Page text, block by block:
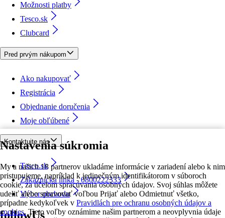
Nastavenia súkromia
My a našich 18 partnerov ukladáme informácie v zariadení alebo k nim
pristupujeme, napríklad k jedinečným identifikátorom v súboroch
cookie, za účelom spracúvania osobných údajov. Svoj súhlas môžete
udeliť alebo spravovať voľbou Prijať alebo Odmietnuť všetko,
prípadne kedykoľvek v Pravidlách pre ochranu osobných údajov a
cookies. Tieto voľby oznámime našim partnerom a neovplyvnia údaje
Možnosti platby
Tesco.sk
Clubcard
Pred prvým nákupom
Ako nakupovať
Registrácia
Objednanie doručenia
Moje obľúbené
Kontaktujte nás
Tesco.sk
Zákaznícka linka - 0800222333
Výber obchodu
followUs